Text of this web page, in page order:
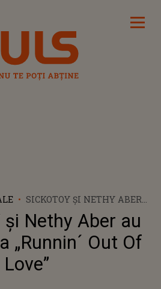
SICKOTOY ȘI NETHY ABER
AU LANSAT PIESA „RUNNIN
´ OUT OF LOVE”
și Nethy Aber au
„Runnin´ Out Of
Love”